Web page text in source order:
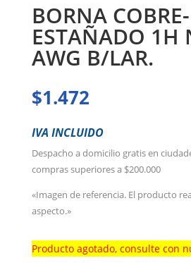
BORNA COBRE-
ESTAÑADO 1H
AWG B/LAR.
$1.472
IVA INCLUIDO
Despacho a domicilio gratis en
compras superiores a $200.000
«Imagen de referencia. El producto
aspecto.»
Producto agotado, consulte con